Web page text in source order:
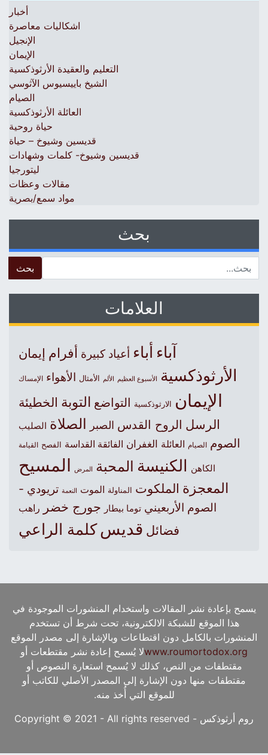
أخبار
اشكاليات معاصرة
الإنجيل
الإيمان
التعليم والعقيدة الأرثوذكسية
الشيخ باييسيوس الآثوسي
الصيام
العائلة الأرثوذكسية
حياة روحية
قديسين وشيوخ – حياة
قديسين وشيوخ- كلمات وشهادات
ليتورجيا
مقالات وعظات
مواد سمع/بصرية
بحث
العلامات
آباءأباء أعياد كبيرة أفرام إيمان
الأرثوذكسية الأسبوع العظيم الألم الأمثال الأهواء الإمساك
الإيمان الارثوذكسية التواضع التوبة الخطيئة
الرسل الروح القدس الصبر الصلاة الصليب
الصوم الصيام العائلة الغفران الفائقة القداسة الفصح القيامة
الكاهن الكنيسةالمحبة المرض المسيح
المعجزة الملكوت المناولة الموت النعمة تريودي -
الصوم الأربعيني توما بيطار جورج خضر راهب
فضائل قديس كلمة الراعي
يسمح بإعادة نشر المقالات واستخدام المنشورات الموجودة في
هذا الموقع للشبكة الالكترونية، تحت شرط أن تستخدم
المنشورات بالكامل دون اقتطاعات وبالإشارة إلى مصدر الموقع
www.roumortodox.orgلا يُسمح إعادة نشر مقتطعات أو
مقتطفات من النص، كذلك لا يُسمح استعارة النصوص أو
مقتطفات منها دون الإشارة إلى المصدر الأصلي للكاتب أو
للموقع التي أُخذ منه.
روم أرثوذكس - Copyright © 2021 - All rights reserved